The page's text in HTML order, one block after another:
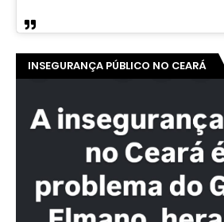
INSEGURANÇA PÚBLICO NO CEARÁ